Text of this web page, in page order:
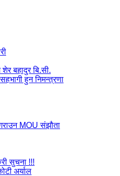
बहादुर बि.सी.
हुन निमन्त्रणा
MOU संझौता
सुचना !!!
अर्याल